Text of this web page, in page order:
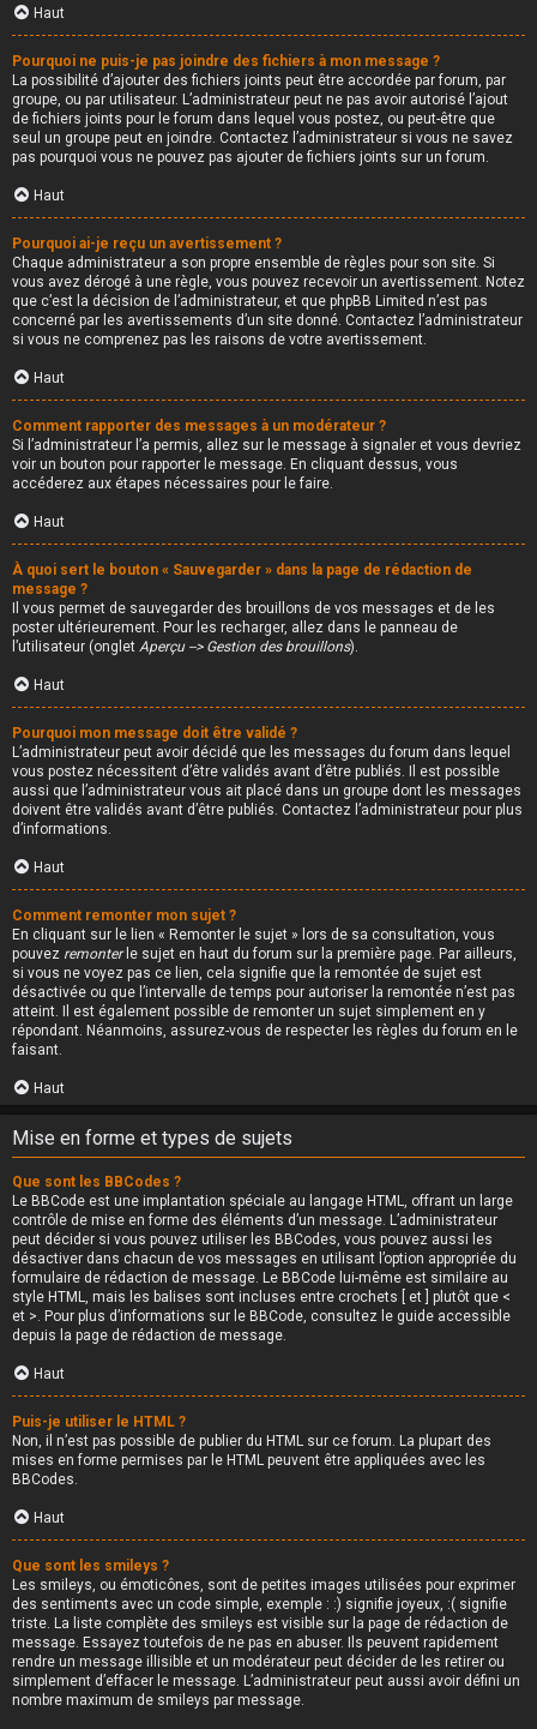
Haut
Pourquoi ne puis-je pas joindre des fichiers à mon message ?
La possibilité d’ajouter des fichiers joints peut être accordée par forum, par
groupe, ou par utilisateur. L’administrateur peut ne pas avoir autorisé l’ajout
de fichiers joints pour le forum dans lequel vous postez, ou peut-être que
seul un groupe peut en joindre. Contactez l’administrateur si vous ne savez
pas pourquoi vous ne pouvez pas ajouter de fichiers joints sur un forum.
Haut
Pourquoi ai-je reçu un avertissement ?
Chaque administrateur a son propre ensemble de règles pour son site. Si
vous avez dérogé à une règle, vous pouvez recevoir un avertissement. Notez
que c’est la décision de l’administrateur, et que phpBB Limited n’est pas
concerné par les avertissements d’un site donné. Contactez l’administrateur
si vous ne comprenez pas les raisons de votre avertissement.
Haut
Comment rapporter des messages à un modérateur ?
Si l’administrateur l’a permis, allez sur le message à signaler et vous devriez
voir un bouton pour rapporter le message. En cliquant dessus, vous
accéderez aux étapes nécessaires pour le faire.
Haut
À quoi sert le bouton « Sauvegarder » dans la page de rédaction de
message ?
Il vous permet de sauvegarder des brouillons de vos messages et de les
poster ultérieurement. Pour les recharger, allez dans le panneau de
l’utilisateur (onglet Aperçu --> Gestion des brouillons).
Haut
Pourquoi mon message doit être validé ?
L’administrateur peut avoir décidé que les messages du forum dans lequel
vous postez nécessitent d’être validés avant d’être publiés. Il est possible
aussi que l’administrateur vous ait placé dans un groupe dont les messages
doivent être validés avant d’être publiés. Contactez l’administrateur pour plus
d’informations.
Haut
Comment remonter mon sujet ?
En cliquant sur le lien « Remonter le sujet » lors de sa consultation, vous
pouvez remonterle sujet en haut du forum sur la première page. Par ailleurs,
si vous ne voyez pas ce lien, cela signifie que la remontée de sujet est
désactivée ou que l’intervalle de temps pour autoriser la remontée n’est pas
atteint. Il est également possible de remonter un sujet simplement en y
répondant. Néanmoins, assurez-vous de respecter les règles du forum en le
faisant.
Haut
Mise en forme et types de sujets
Que sont les BBCodes ?
Le BBCode est une implantation spéciale au langage HTML, offrant un large
contrôle de mise en forme des éléments d’un message. L’administrateur
peut décider si vous pouvez utiliser les BBCodes, vous pouvez aussi les
désactiver dans chacun de vos messages en utilisant l’option appropriée du
formulaire de rédaction de message. Le BBCode lui-même est similaire au
style HTML, mais les balises sont incluses entre crochets [ et ] plutôt que <
et >. Pour plus d’informations sur le BBCode, consultez le guide accessible
depuis la page de rédaction de message.
Haut
Puis-je utiliser le HTML ?
Non, il n’est pas possible de publier du HTML sur ce forum. La plupart des
mises en forme permises par le HTML peuvent être appliquées avec les
BBCodes.
Haut
Que sont les smileys ?
Les smileys, ou émoticônes, sont de petites images utilisées pour exprimer
des sentiments avec un code simple, exemple : :) signifie joyeux, :( signifie
triste. La liste complète des smileys est visible sur la page de rédaction de
message. Essayez toutefois de ne pas en abuser. Ils peuvent rapidement
rendre un message illisible et un modérateur peut décider de les retirer ou
simplement d’effacer le message. L’administrateur peut aussi avoir défini un
nombre maximum de smileys par message.